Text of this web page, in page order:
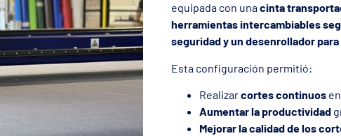
equipada con unacinta
herramientas intercambiables
seguridad y un desenrollador para
Esta configuración permitió:
Realizarcortes continuos
Aumentar la productividad
Mejorar la calidad de los